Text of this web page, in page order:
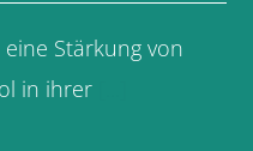
Stärkung von
in ihrer